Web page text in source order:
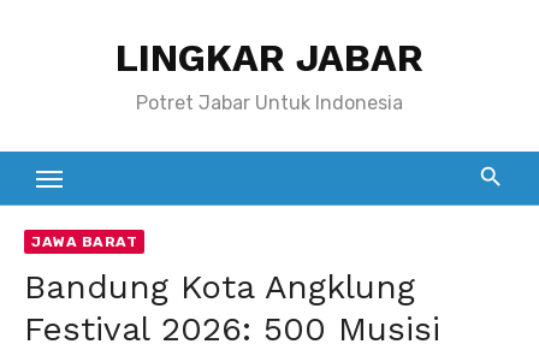
LINGKAR JABAR
Potret Jabar Untuk Indonesia
JAWA BARAT
Bandung Kota Angklung
Festival 2026: 500 Musisi